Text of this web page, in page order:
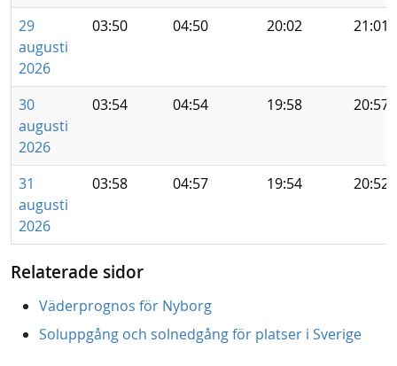
29
augusti
2026
03:50 04:50 20:02 21:01
30
augusti
2026
03:54 04:54 19:58 20:57
31
augusti
2026
03:58 04:57 19:54 20:52
Relaterade sidor
Väderprognos för Nyborg
Soluppgång och solnedgång för platser i Sverige